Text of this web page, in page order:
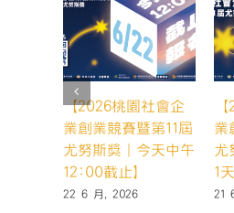
【2026桃園社會企
業創業競賽暨第11屆
尤努斯獎｜今天中午
12:00截止】
22 6 月, 2026
業
尤
1天
21